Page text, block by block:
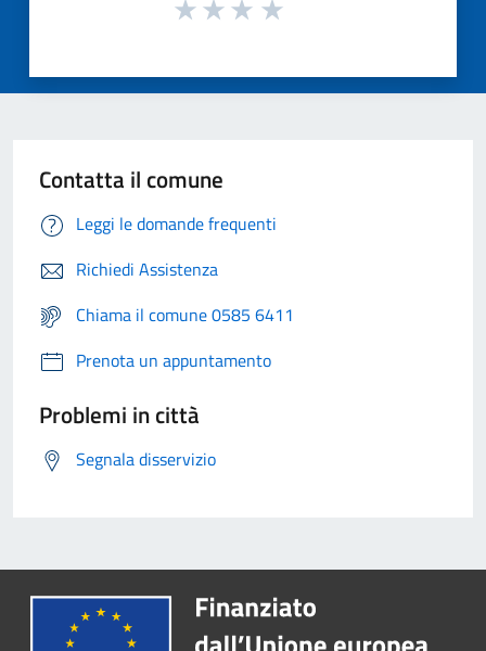
Contatta il comune
Leggi le domande frequenti
Richiedi Assistenza
Chiama il comune 0585 6411
Prenota un appuntamento
Problemi in città
Segnala disservizio